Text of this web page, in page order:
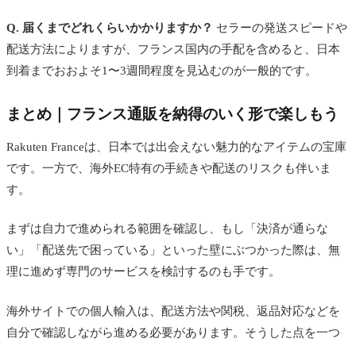
Q. 届くまでどれくらいかかりますか？ セラーの発送スピードや
配送方法によりますが、フランス国内の手配を含めると、日本
到着までおおよそ1〜3週間程度を見込むのが一般的です。
まとめ｜フランス通販を納得のいく形で楽しもう
Rakuten Franceは、日本では出会えない魅力的なアイテムの宝庫
です。一方で、海外EC特有の手続きや配送のリスクも伴いま
す。
まずは自力で進められる範囲を確認し、もし「決済が通らな
い」「配送先で困っている」といった壁にぶつかった際は、無
理に進めず専門のサービスを検討するのも手です。
海外サイトでの個人輸入は、配送方法や関税、返品対応などを
自分で確認しながら進める必要があります。そうした点を一つ